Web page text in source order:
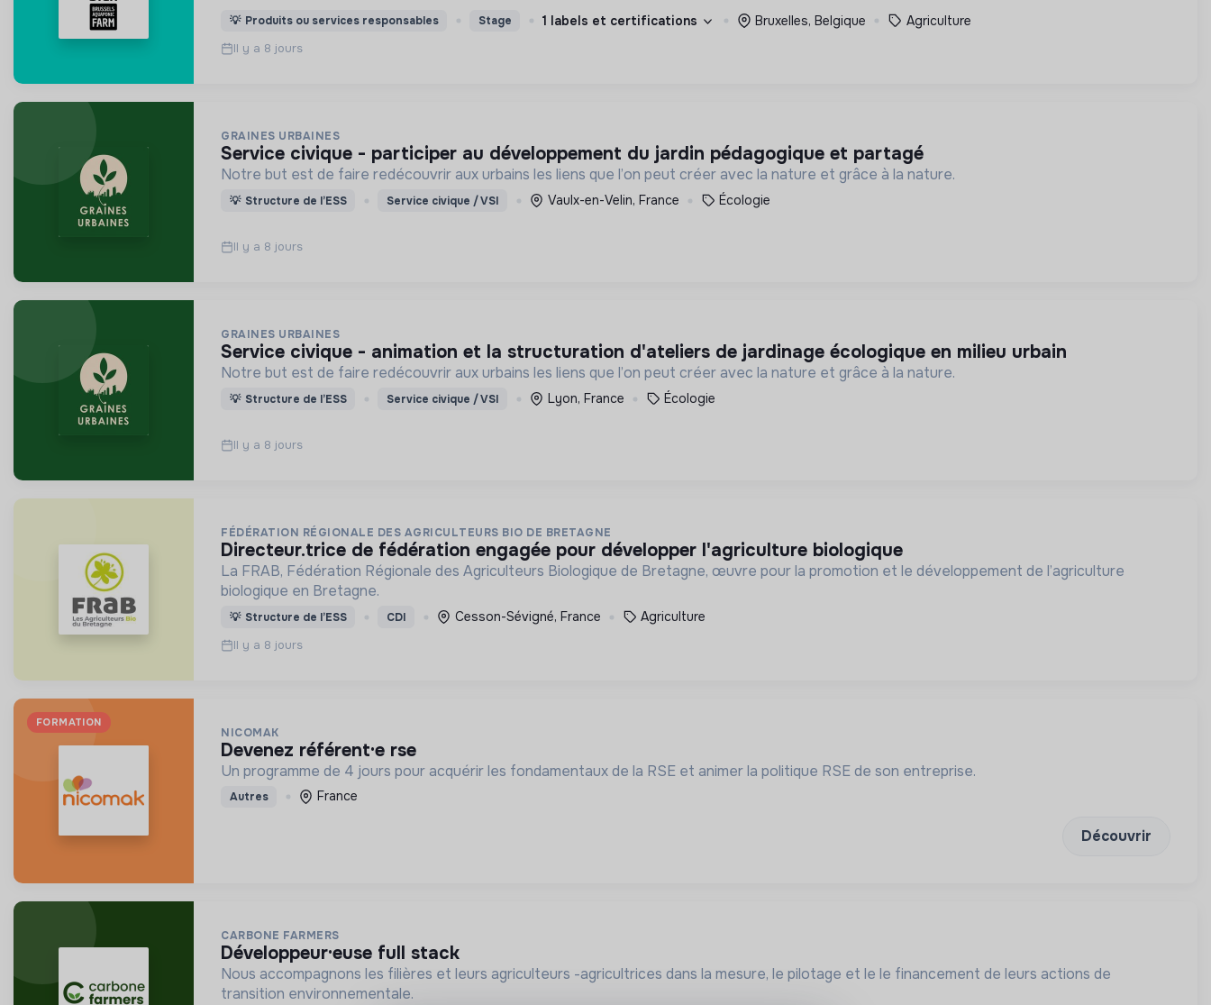
💡 Produits ou services responsables Stage 1 labels et certifications Bruxelles, Belgique Agriculture
Il y a 8 jours
GRAINES URBAINES
service civique - participer au développement du jardin pédagogique et partagé
Notre but est de faire redécouvrir aux urbains les liens que l’on peut créer avec la nature et grâce à la nature.
💡 Structure de l’ESS Service civique / VSI Vaulx-en-Velin, France Écologie
Il y a 8 jours
GRAINES URBAINES
service civique - animation et la structuration d'ateliers de jardinage écologique en milieu urbain
Notre but est de faire redécouvrir aux urbains les liens que l’on peut créer avec la nature et grâce à la nature.
💡 Structure de l’ESS Service civique / VSI Lyon, France Écologie
Il y a 8 jours
FÉDÉRATION RÉGIONALE DES AGRICULTEURS BIO DE BRETAGNE
directeur.trice de fédération engagée pour développer l'agriculture biologique
La FRAB, Fédération Régionale des Agriculteurs Biologique de Bretagne, œuvre pour la promotion et le développement de l’agriculture
biologique en Bretagne.
💡 Structure de l’ESS CDI Cesson-Sévigné, France Agriculture
Il y a 8 jours
FORMATION
NICOMAK
devenez référent·e rse
Un programme de 4 jours pour acquérir les fondamentaux de la RSE et animer la politique RSE de son entreprise.
Autres France
Découvrir
CARBONE FARMERS
développeur·euse full stack
Nous accompagnons les filières et leurs agriculteurs -agricultrices dans la mesure, le pilotage et le le financement de leurs actions de
transition environnementale.